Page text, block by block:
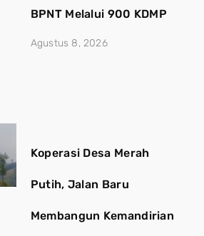
BPNT Melalui 900 KDMP
Agustus 8, 2026
Koperasi Desa Merah
Putih, Jalan Baru
Membangun Kemandirian